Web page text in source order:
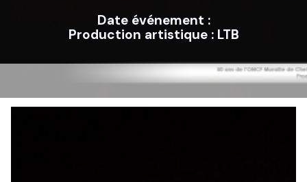
Date événement :
Production artistique :LTB